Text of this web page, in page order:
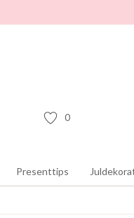
0
Presenttips